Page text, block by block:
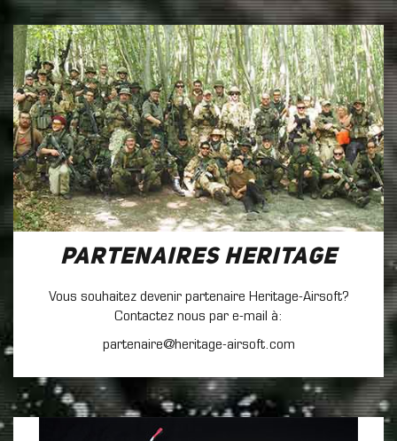
Partenaires Heritage
Vous souhaitez devenir partenaire Heritage-Airsoft?
Contactez nous par e-mail à:
partenaire@heritage-airsoft.com